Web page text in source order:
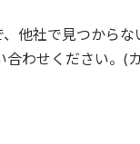
他社で見つからな
わせください。(